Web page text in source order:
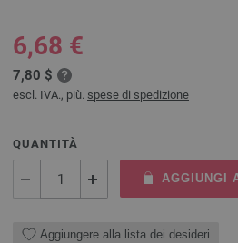
6,68 €
7,80 $
escl. IVA., più. spese di spedizione
QUANTITÀ
AGGIUNGI
Aggiungere alla lista dei desideri